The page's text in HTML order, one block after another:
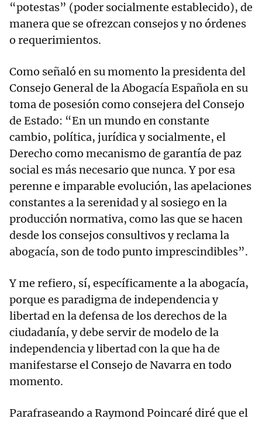
“potestas” (poder socialmente establecido), de
manera que se ofrezcan consejos y no órdenes
o requerimientos.
Como señaló en su momento la presidenta del
Consejo General de la Abogacía Española en su
toma de posesión como consejera del Consejo
de Estado: “En un mundo en constante
cambio, política, jurídica y socialmente, el
Derecho como mecanismo de garantía de paz
social es más necesario que nunca. Y por esa
perenne e imparable evolución, las apelaciones
constantes a la serenidad y al sosiego en la
producción normativa, como las que se hacen
desde los consejos consultivos y reclama la
abogacía, son de todo punto imprescindibles”.
Y me refiero, sí, específicamente a la abogacía,
porque es paradigma de independencia y
libertad en la defensa de los derechos de la
ciudadanía, y debe servir de modelo de la
independencia y libertad con la que ha de
manifestarse el Consejo de Navarra en todo
momento.
Parafraseando a Raymond Poincaré diré que el